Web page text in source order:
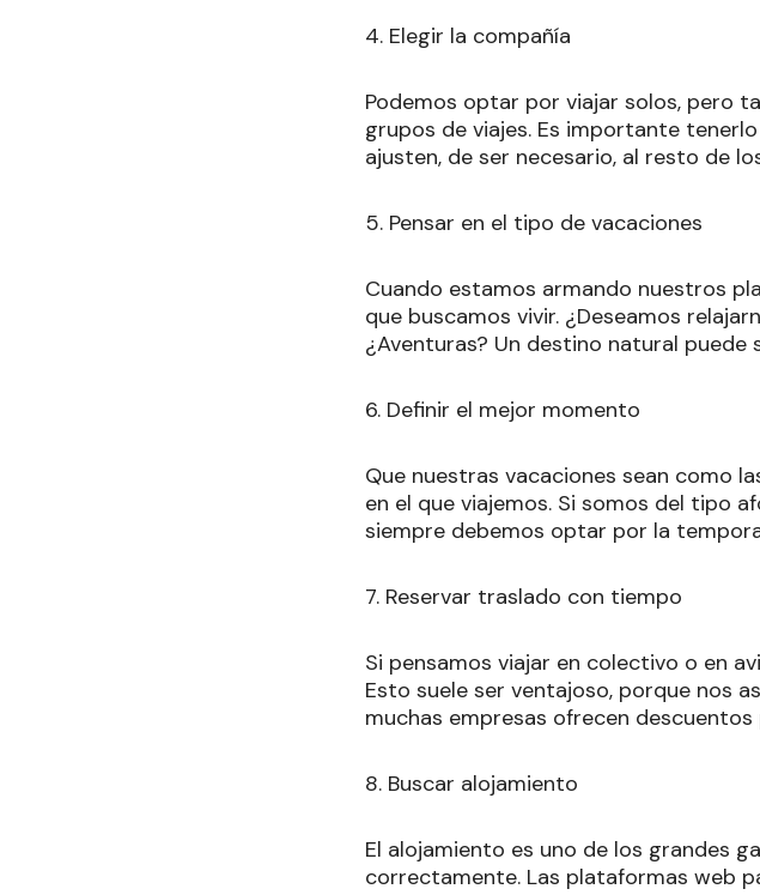
4. Elegir la compañía
Podemos optar por viajar solos, pero
grupos de viajes. Es importante
ajusten, de ser necesario, al resto de
5. Pensar en el tipo de vacaciones
Cuando estamos armando nuestros
que buscamos vivir. ¿Deseamos
¿Aventuras? Un destino natural puede
6. Definir el mejor momento
Que nuestras vacaciones sean como
en el que viajemos. Si somos del tipo
siempre debemos optar por la
7. Reservar traslado con tiempo
Si pensamos viajar en colectivo o en
Esto suele ser ventajoso, porque nos
muchas empresas ofrecen
8. Buscar alojamiento
El alojamiento es uno de los grandes
correctamente. Las plataformas web